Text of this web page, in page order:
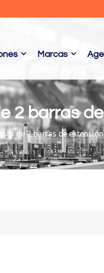
Marcas
2 barras
de 2 barras de